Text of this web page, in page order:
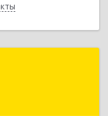
г, Полярников